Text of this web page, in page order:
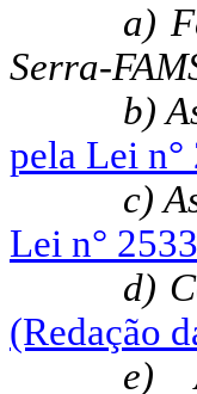
a)
Serra-
b)
pela Lei
c)
Lei n°
d)
(Redação
e)